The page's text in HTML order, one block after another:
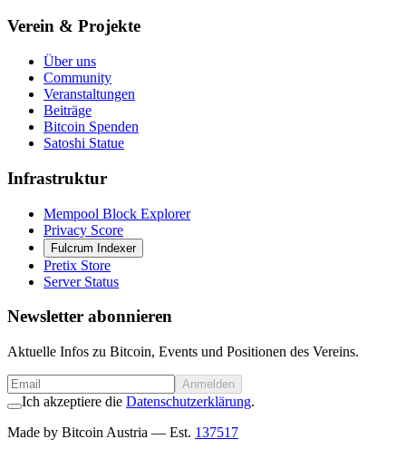
Verein & Projekte
Über uns
Community
Veranstaltungen
Beiträge
Bitcoin Spenden
Satoshi Statue
Infrastruktur
Mempool Block Explorer
Privacy Score
Fulcrum Indexer
Pretix Store
Server Status
Newsletter abonnieren
Aktuelle Infos zu Bitcoin, Events und Positionen des Vereins.
Anmelden
Ich akzeptiere die Datenschutzerklärung.
Made by Bitcoin Austria — Est. 137517